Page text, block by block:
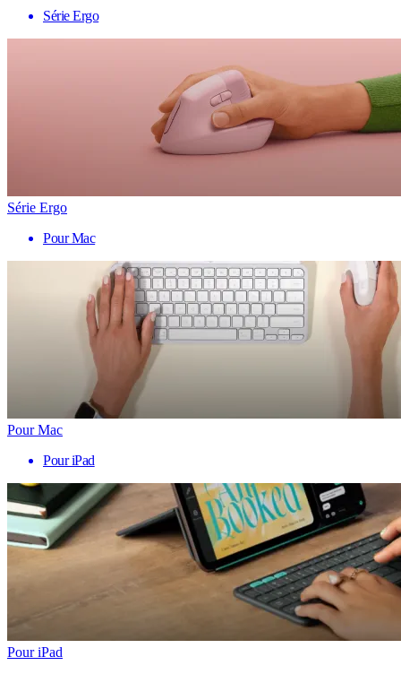
Série Ergo
Série Ergo
Pour Mac
Pour Mac
Pour iPad
Pour iPad